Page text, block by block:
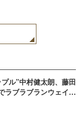
ル”中村健太朗、藤田
ラブラブランウェイ